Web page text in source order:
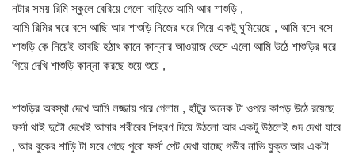
নটার সময় রিমি স্কুলে বেরিয়ে গেলো বাড়িতে আমি আর শাশুড়ি ,
আমি রিমির ঘরে বসে আছি আর শাশুড়ি নিজের ঘরে গিয়ে একটু ঘুমিয়েছে , আমি বসে বসে
শাশুড়ি কে নিয়েই ভাবছি হঠাৎ কানে কান্নার আওয়াজ ভেসে এলো আমি উঠে শাশুড়ির ঘরে
গিয়ে দেখি শাশুড়ি কান্না করছে শুয়ে শুয়ে ,
শাশুড়ির অবস্থা দেখে আমি লজ্জায় পরে গেলাম , হাঁটুর অনেক টা ওপরে কাপড় উঠে রয়েছে
ফর্সা থাই দুটো দেখেই আমার শরীরের শিহরণ দিয়ে উঠলো আর একটু উঠলেই গুদ দেখা যাবে
, আর বুকের শাড়ি টা সরে গেছে পুরো ফর্সা পেট দেখা যাচ্ছে গভীর নাভি যুক্ত আর একটা